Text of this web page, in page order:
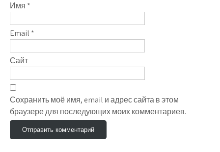
Имя *
Email *
Сайт
Сохранить моё имя, email и адрес сайта в этом
браузере для последующих моих комментариев.